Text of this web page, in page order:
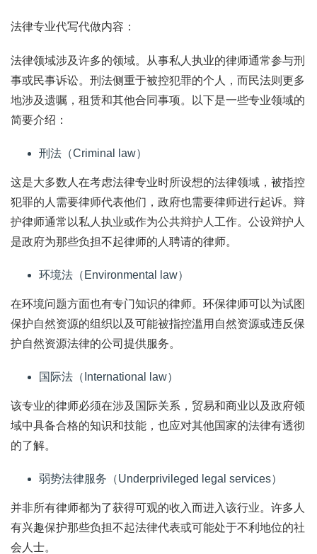
法律专业代写代做内容：
法律领域涉及许多的领域。从事私人执业的律师通常参与刑
事或民事诉讼。刑法侧重于被控犯罪的个人，而民法则更多
地涉及遗嘱，租赁和其他合同事项。以下是一些专业领域的
简要介绍：
刑法（Criminal law）
这是大多数人在考虑法律专业时所设想的法律领域，被指控
犯罪的人需要律师代表他们，政府也需要律师进行起诉。辩
护律师通常以私人执业或作为公共辩护人工作。公设辩护人
是政府为那些负担不起律师的人聘请的律师。
环境法（Environmental law）
在环境问题方面也有专门知识的律师。环保律师可以为试图
保护自然资源的组织以及可能被指控滥用自然资源或违反保
护自然资源法律的公司提供服务。
国际法（International law）
该专业的律师必须在涉及国际关系，贸易和商业以及政府领
域中具备合格的知识和技能，也应对其他国家的法律有透彻
的了解。
弱势法律服务（Underprivileged legal services）
并非所有律师都为了获得可观的收入而进入该行业。许多人
有兴趣保护那些负担不起法律代表或可能处于不利地位的社
会人士。